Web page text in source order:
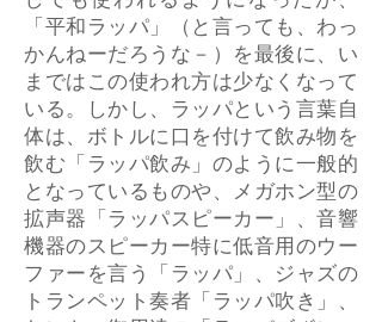
「平和ラッパ」（と言っても、わっ
かんねーだろうな－）を最後に、い
まではこの使われ方は少なくなって
いる。しかし、ラッパという言葉自
体は、ボトルに口を付けて飲み物を
飲む「ラッパ飲み」のように一般的
となっているものや、メガホン型の
拡声器「ラッパスピーカー」、音響
機器のスピーカー特に低音用のウー
ファーを言う「ラッパ」、ジャズの
トランペット奏者「ラッパ吹き」、